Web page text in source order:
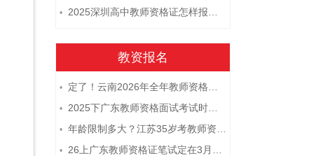
• 2025深圳高中教师资格证怎样报名 附流程
教资报名
• 定了！云南2026年全年教师资格证考试日程大公开！
• 2025下广东教师资格面试考试时间及科目内容（怎么考）
• 年龄限制多大？江苏35岁考教师资格证晚吗？
• 26上广东教师资格证笔试定在3月7日！附考试指南